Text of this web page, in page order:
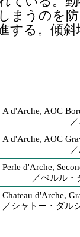
まうのを
する。傾
A d'Arche, AOC
A d'Arche, AOC
Perle d'Arche,
／ぺルル
Chateau d'Arche,
／シャトー・ダ